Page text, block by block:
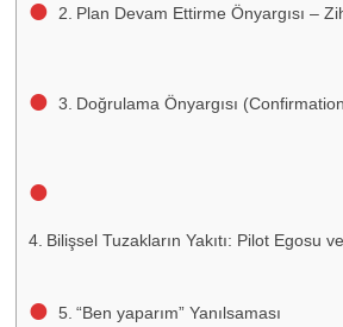
Plan Devam Ettirme Önyargısı –
Doğrulama Önyargısı
Bilişsel Tuzakların Yakıtı: Pilot Egosu
“Ben yaparım” Yanılsaması